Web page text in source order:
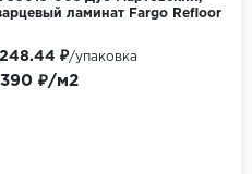
ламинат Fargo Refloor
₽/м2
₽/упаковка